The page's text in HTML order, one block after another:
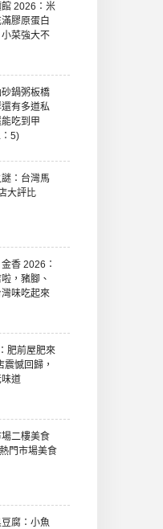
館 2026：米
膠原蛋白
菜強大不
鍋粥板橋
有多道私
吃到甲
5)
：台灣馬
大評比
香 2026：
，豬腳、
味吃起來
肥前屋肥來
憾回歸，
道
二樓美食
門市場美食
腐：小魚